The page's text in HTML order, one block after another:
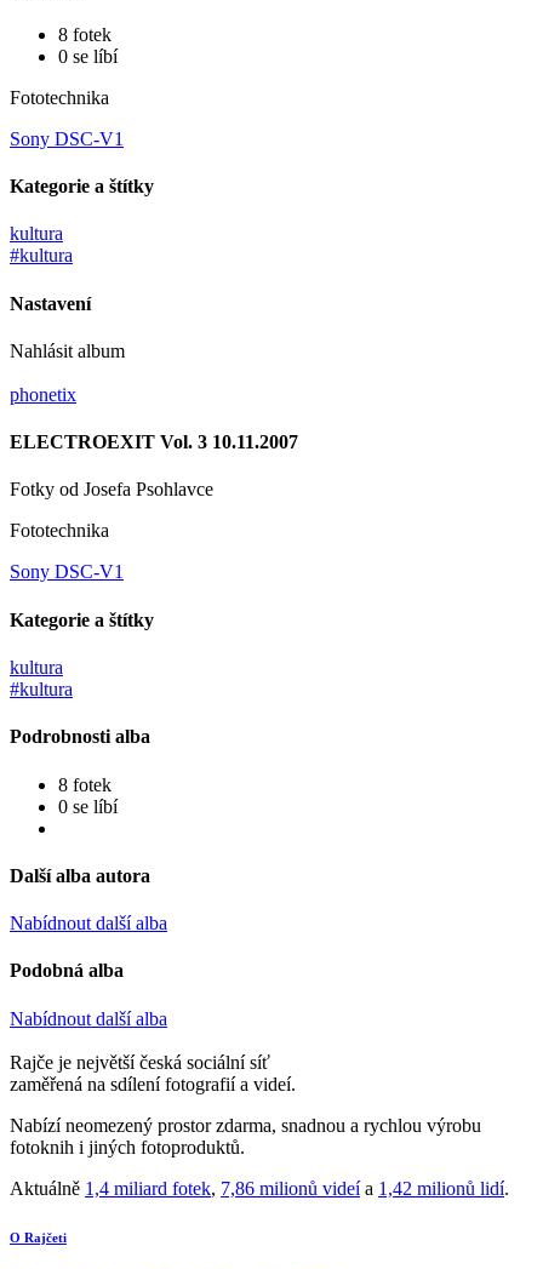
8 fotek
0 se líbí
Fototechnika
Sony DSC-V1
Kategorie a štítky
kultura
#kultura
Nastavení
Nahlásit album
phonetix
ELECTROEXIT Vol. 3 10.11.2007
Fotky od Josefa Psohlavce
Fototechnika
Sony DSC-V1
Kategorie a štítky
kultura
#kultura
Podrobnosti alba
8 fotek
0 se líbí
Další alba autora
Nabídnout další alba
Podobná alba
Nabídnout další alba
Rajče je největší česká sociální síť
zaměřená na sdílení fotografií a videí.
Nabízí neomezený prostor zdarma, snadnou a rychlou výrobu
fotoknih i jiných fotoproduktů.
Aktuálně 1,4 miliard fotek, 7,86 milionů videía 1,42 milionů lidí.
O Rajčeti